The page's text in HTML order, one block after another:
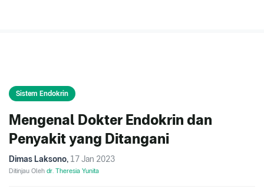
Sistem Endokrin
Mengenal Dokter Endokrin dan
Penyakit yang Ditangani
Dimas Laksono, 17 Jan 2023
Ditinjau Oleh dr. Theresia Yunita